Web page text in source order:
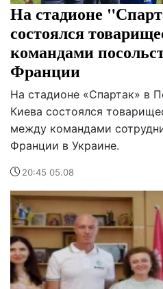
На стадионе
состоялся
командами
Франции
На стадионе «Спартак» в
Киева состоялся
между командами
Франции в Украине.
20:45 05.08